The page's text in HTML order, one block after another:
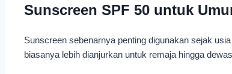
Sunscreen SPF 50 untuk
Sunscreen sebenarnya penting digunakan sejak
biasanya lebih dianjurkan untuk remaja hingga